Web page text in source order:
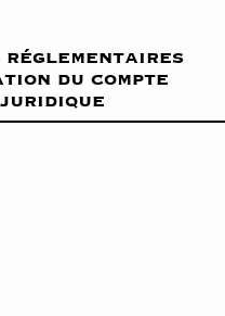
réglementaires
du compte